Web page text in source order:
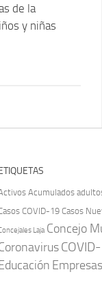
de la
y niñas
Acumulados
COVID-19 Casos
Laja Concejo